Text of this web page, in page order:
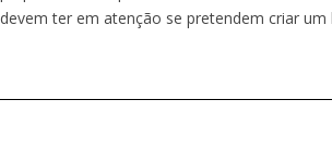
devem ter em atenção se pretendem criar um